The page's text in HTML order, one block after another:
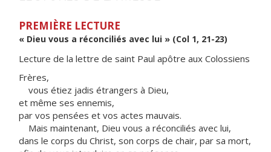
PREMIÈRE LECTURE
« Dieu vous a réconciliés avec lui » (Col 1, 21-23)
Lecture de la lettre de saint Paul apôtre aux Colossiens
Frères,
vous étiez jadis étrangers à Dieu,
et même ses ennemis,
par vos pensées et vos actes mauvais.
Mais maintenant, Dieu vous a réconciliés avec lui,
dans le corps du Christ, son corps de chair, par sa mort,